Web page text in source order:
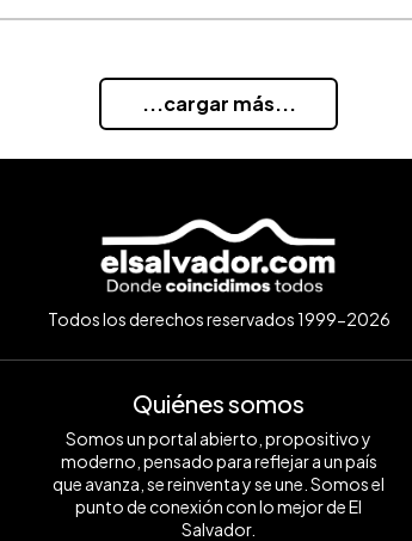
...cargar más...
Todos los derechos reservados 1999-2026
Quiénes somos
Somos un portal abierto, propositivo y
moderno, pensado para reflejar a un país
que avanza, se reinventa y se une. Somos el
punto de conexión con lo mejor de El
Salvador.